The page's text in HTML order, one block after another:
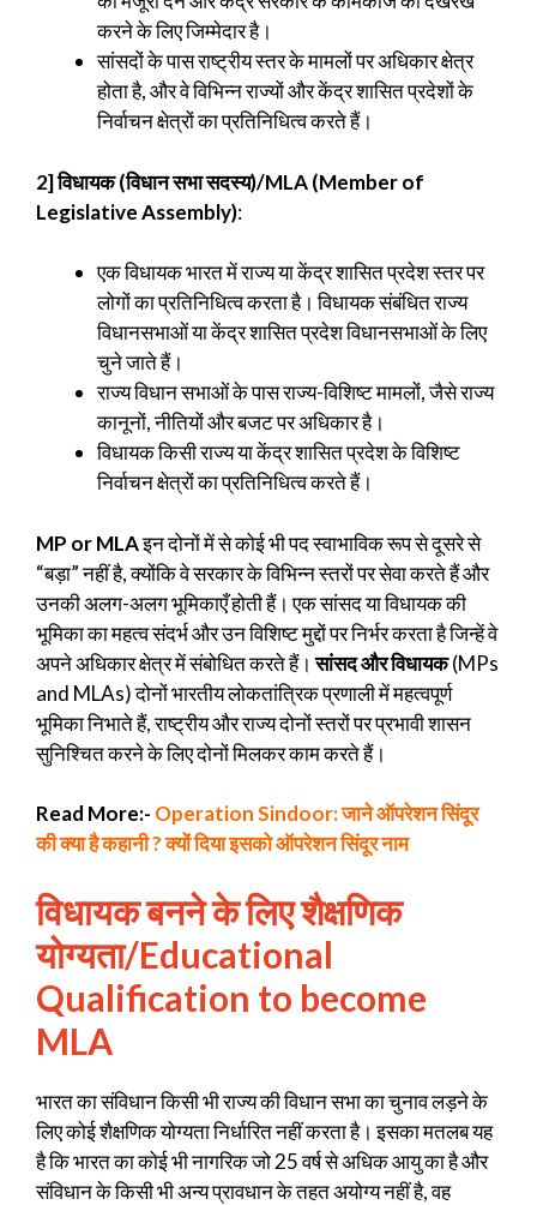
करने के लिए जिम्मेदार है।
सांसदों के पास राष्ट्रीय स्तर के मामलों पर अधिकार क्षेत्र
होता है, और वे विभिन्न राज्यों और केंद्र शासित प्रदेशों के
निर्वाचन क्षेत्रों का प्रतिनिधित्व करते हैं।
2] विधायक (विधान सभा सदस्य)/MLA (Member of
Legislative Assembly):
एक विधायक भारत में राज्य या केंद्र शासित प्रदेश स्तर पर
लोगों का प्रतिनिधित्व करता है। विधायक संबंधित राज्य
विधानसभाओं या केंद्र शासित प्रदेश विधानसभाओं के लिए
चुने जाते हैं।
राज्य विधान सभाओं के पास राज्य-विशिष्ट मामलों, जैसे राज्य
कानूनों, नीतियों और बजट पर अधिकार है।
विधायक किसी राज्य या केंद्र शासित प्रदेश के विशिष्ट
निर्वाचन क्षेत्रों का प्रतिनिधित्व करते हैं।
MP or MLAइन दोनों में से कोई भी पद स्वाभाविक रूप से दूसरे से
“बड़ा” नहीं है, क्योंकि वे सरकार के विभिन्न स्तरों पर सेवा करते हैं और
उनकी अलग-अलग भूमिकाएँ होती हैं। एक सांसद या विधायक की
भूमिका का महत्व संदर्भ और उन विशिष्ट मुद्दों पर निर्भर करता है जिन्हें वे
अपने अधिकार क्षेत्र में संबोधित करते हैं।सांसद और विधायक(MPs
and MLAs) दोनों भारतीय लोकतांत्रिक प्रणाली में महत्वपूर्ण
भूमिका निभाते हैं, राष्ट्रीय और राज्य दोनों स्तरों पर प्रभावी शासन
सुनिश्चित करने के लिए दोनों मिलकर काम करते हैं।
Read More:- Operation Sindoor: जाने ऑपरेशन सिंदूर
की क्या है कहानी ? क्यों दिया इसको ऑपरेशन सिंदूर नाम
विधायक बनने के लिए शैक्षणिक
योग्यता/Educational
Qualification to become
MLA
भारत का संविधान किसी भी राज्य की विधान सभा का चुनाव लड़ने के
लिए कोई शैक्षणिक योग्यता निर्धारित नहीं करता है। इसका मतलब यह
है कि भारत का कोई भी नागरिक जो 25 वर्ष से अधिक आयु का है और
संविधान के किसी भी अन्य प्रावधान के तहत अयोग्य नहीं है, वह